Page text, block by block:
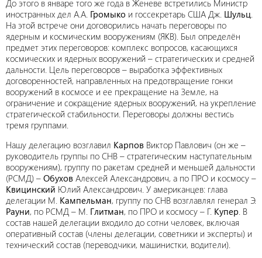
До этого в январе того же года в Женеве встретились Министр
иностранных дел А.А. Громыко и госсекретарь США Дж. Шульц.
На этой встрече они договорились начать переговоры по
ядерным и космическим вооружениям (ЯКВ). Был определён
предмет этих переговоров: комплекс вопросов, касающихся
космических и ядерных вооружений – стратегических и средней
дальности. Цель переговоров – выработка эффективных
договоренностей, направленных на предотвращение гонки
вооружений в космосе и ее прекращение на Земле, на
ограничение и сокращение ядерных вооружений, на укрепление
стратегической стабильности. Переговоры должны вестись
тремя группами.
Нашу делегацию возглавил Карпов Виктор Павлович (он же –
руководитель группы по СНВ – стратегическим наступательным
вооружениям), группу по ракетам средней и меньшей дальности
(РСМД) – Обухов Алексей Александрович, а по ПРО и космосу –
Квицинский Юлий Александрович. У американцев: глава
делегации М. Кампельман, группу по СНВ возглавлял генерал Э.
Рауни, по РСМД – М. Глитман, по ПРО и космосу – Г. Купер. В
состав нашей делегации входило до сотни человек, включая
оперативный состав (члены делегации, советники и эксперты) и
технический состав (переводчики, машинистки, водители).